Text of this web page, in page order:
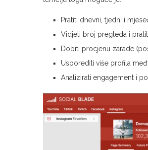
Pratiti dnevni, tjedni i
Vidjeti broj pregleda i
Dobiti procjenu zarade
Usporediti više profila
Analizirati engagement i